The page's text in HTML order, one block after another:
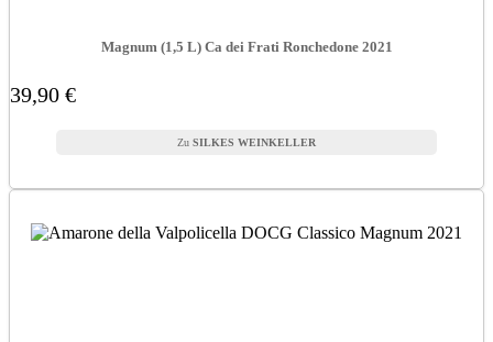
Magnum (1,5 L) Ca dei Frati Ronchedone 2021
39,90 €
SILKES WEINKELLER